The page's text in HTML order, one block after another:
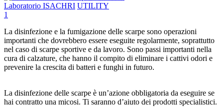
Laboratorio ISACHRI UTILITY
1
La disinfezione e la fumigazione delle scarpe sono operazioni
importanti che dovrebbero essere eseguite regolarmente, soprattutto
nel caso di scarpe sportive e da lavoro. Sono passi importanti nella
cura di calzature, che hanno il compito di eliminare i cattivi odori e
prevenire la crescita di batteri e funghi in futuro.
La disinfezione delle scarpe è un’azione obbligatoria da eseguire se
hai contratto una micosi. Ti saranno d’aiuto dei prodotti specialistici.